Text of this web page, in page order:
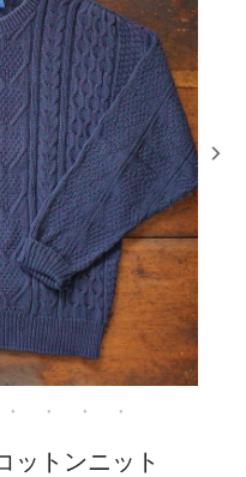
ットンニット